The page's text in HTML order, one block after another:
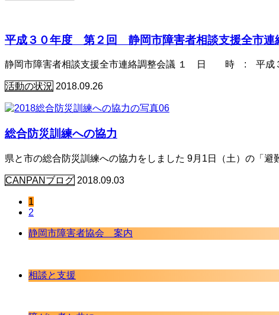
平成３０年度 第２回 静岡市障害者相談支援全市連
静岡市障害者相談支援全市連絡調整会議 １ 日 時 : 平成
活動の状況 2018.09.26
総合防災訓練への協力
県と市の総合防災訓練への協力をしました 9月1日（土）の「
CANPANブログ 2018.09.03
1
2
静岡市障害者協会 案内
相談と支援